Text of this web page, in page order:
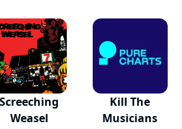
Screeching
Weasel
Kill The
Musicians